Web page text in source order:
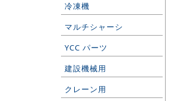
冷凍機
マルチシャーシ
YCC パーツ
建設機械用
クレーン用